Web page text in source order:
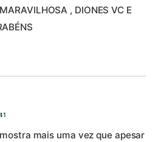
, DIONES VC E
mais uma vez que apesar